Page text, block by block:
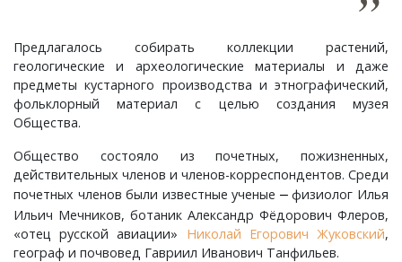
Предлагалось собирать коллекции растений,
геологические и археологические материалы и даже
предметы кустарного производства и этнографический,
фольклорный материал с целью создания музея
Общества.
Общество состояло из почетных, пожизненных,
действительных членов и членов-корреспондентов. Среди
почетных членов были известные ученые –физиолог Илья
Иль­ич Мечников, ботаник Александр Фёдорович Флеров,
«отец русской авиации» Ни­ко­лай Его­ро­вич Жуковский,
географ и почвовед Гав­ри­ил Ива­но­вич Танфильев.
Краснораменье, деревня
Круглово, село
Куницыно, дерервня
Курменёво, деревня
Хорятино, деревня
Ченцы, деревня
Эсино, деревня